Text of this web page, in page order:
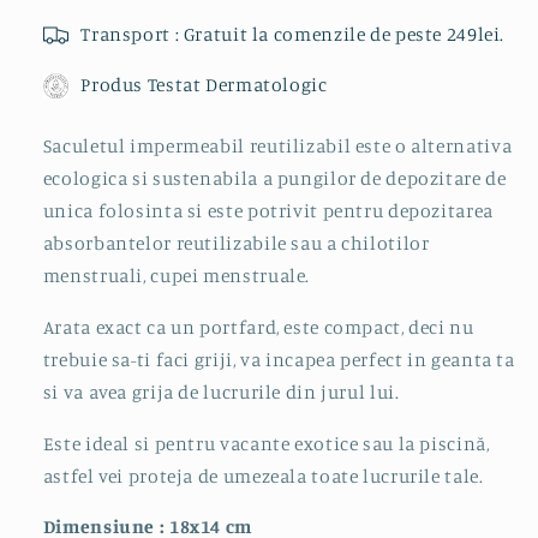
Transport : Gratuit la comenzile de peste 249lei.
Produs Testat Dermatologic
Saculetul impermeabil reutilizabil este o alternativa
ecologica si sustenabila a pungilor de depozitare de
unica folosinta si este potrivit pentru depozitarea
absorbantelor reutilizabile sau a chilotilor
menstruali, cupei menstruale.
Arata exact ca un portfard, este compact, deci nu
trebuie sa-ti faci griji, va incapea perfect in geanta ta
si va avea grija de lucrurile din jurul lui.
Este ideal si pentru vacante exotice sau la piscină,
astfel vei proteja de umezeala toate lucrurile tale.
Dimensiune : 18x14 cm